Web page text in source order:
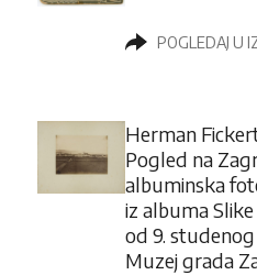
POGLEDAJ U
Herman
Pogled na
albuminska
iz albuma
od 9. studenog
Muzej grada